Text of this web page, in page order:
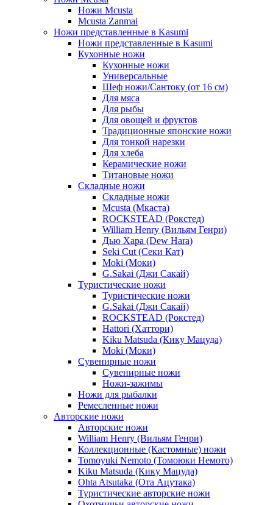
Ножи Mcusta
Mcusta Zanmai
Ножи представленные в Kasumi
Ножи представленные в Kasumi
Кухонные ножи
Кухонные ножи
Универсальные
Шеф ножи/Сантоку (от 16 см)
Для мяса
Для рыбы
Для овощей и фруктов
Традиционные японские ножи
Для тонкой нарезки
Для хлеба
Керамические ножи
Титановые ножи
Складные ножи
Складные ножи
Mcusta (Мкаста)
ROCKSTEAD (Рокстед)
William Henry (Вильям Генри)
Дью Хара (Dew Hara)
Seki Cut (Секи Кат)
Moki (Моки)
G.Sakai (Джи Сакай)
Туристические ножи
Туристические ножи
G.Sakai (Джи Сакай)
ROCKSTEAD (Рокстед)
Hattori (Хаттори)
Kiku Matsuda (Кику Мацуда)
Moki (Моки)
Сувенирные ножи
Сувенирные ножи
Ножи-зажимы
Ножи для рыбалки
Ремесленные ножи
Авторские ножи
Авторские ножи
William Henry (Вильям Генри)
Коллекционные (Кастомные) ножи
Tomoyuki Nemoto (Томоюки Немото)
Kiku Matsuda (Кику Мацуда)
Ohta Atsutaka (Ота Ацутака)
Туристические авторские ножи